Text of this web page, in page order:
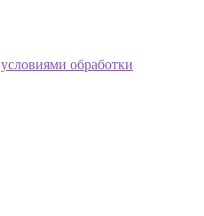
условиями обработки